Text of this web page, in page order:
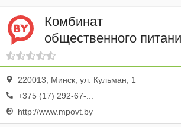
Комбинат
общественного
МПОВТ, столовая
220013, Минск, ул. Кульман, 1
+375 (17) 292-67-...
http://www.mpovt.by